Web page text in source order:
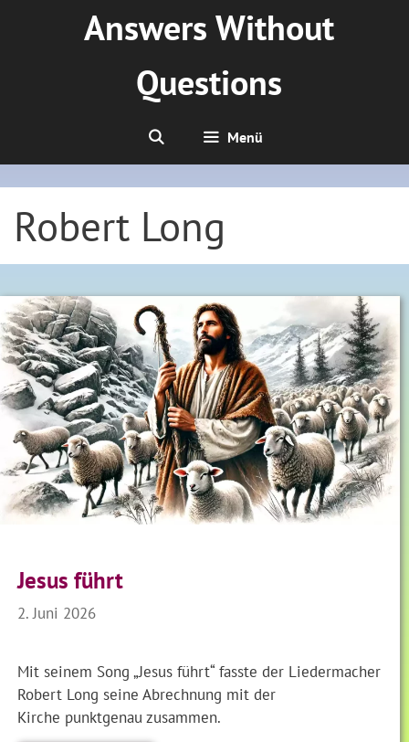
Answers Without
Questions
Menü
Robert Long
Jesus führt
2. Juni 2026
Mit seinem Song „Jesus führt“ fasste der Liedermacher
Robert Long seine Abrechnung mit der
Kirche punktgenau zusammen.